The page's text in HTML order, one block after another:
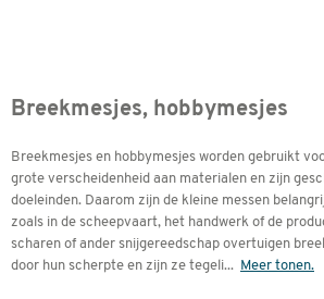
Breekmesjes, hobbymesjes
Breekmesjes en hobbymesjes worden gebruikt
grote verscheidenheid aan materialen en zijn
doeleinden. Daarom zijn de kleine messen
zoals in de scheepvaart, het handwerk of de
scharen of ander snijgereedschap overtuigen
door hun scherpte en zijn ze tegeli... Meer tonen.